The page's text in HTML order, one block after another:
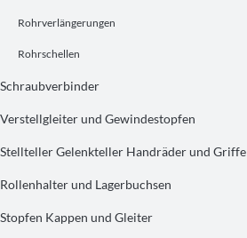
Rohrverlängerungen
Rohrschellen
Schraubverbinder
Verstellgleiter und Gewindestopfen
Stellteller Gelenkteller Handräder und Griffe
Rollenhalter und Lagerbuchsen
Stopfen Kappen und Gleiter